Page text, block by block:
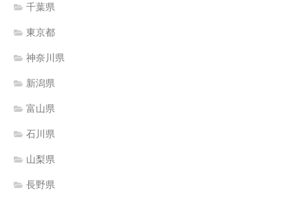
千葉県
東京都
神奈川県
新潟県
富山県
石川県
山梨県
長野県